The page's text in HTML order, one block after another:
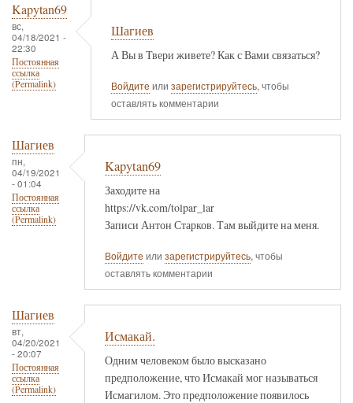
Kapytan69
вс,
04/18/2021 -
22:30
Постоянная
ссылка
(Permalink)
Шагиев
А Вы в Твери живете? Как с Вами связаться?
Войдите или зарегистрируйтесь, чтобы
оставлять комментарии
Шагиев
пн,
04/19/2021
- 01:04
Постоянная
ссылка
(Permalink)
Kapytan69
Заходите на
https://vk.com/tolpar_lar
Записи Антон Старков. Там выйдите на меня.
Войдите или зарегистрируйтесь, чтобы
оставлять комментарии
Шагиев
вт,
04/20/2021
- 20:07
Постоянная
ссылка
(Permalink)
Исмакай.
Одним человеком было высказано
предположение, что Исмакай мог называться
Исмагилом. Это предположение появилось